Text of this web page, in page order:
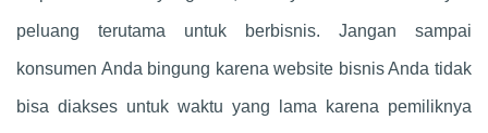
peluang terutama untuk berbisnis. Jangan sampai
konsumen Anda bingung karena website bisnis Anda tidak
bisa diakses untuk waktu yang lama karena pemiliknya